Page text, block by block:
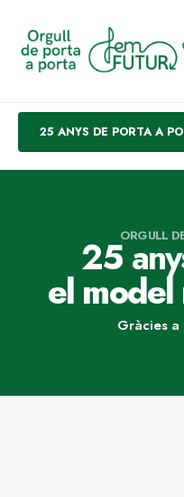
25 ANYS DE PORTA A
ORGULL
25
el
Gràcies